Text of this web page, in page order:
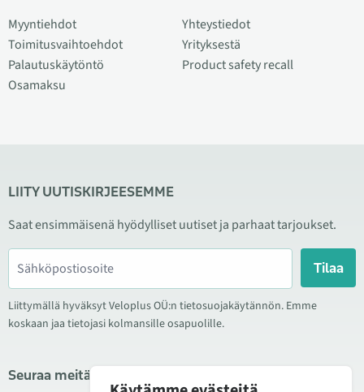
Myyntiehdot
Toimitusvaihtoehdot
Palautuskäytöntö
Osamaksu
Yhteystiedot
Yrityksestä
Product safety recall
LIITY UUTISKIRJEESEMME
Saat ensimmäisenä hyödylliset uutiset ja parhaat tarjoukset.
Tilaa
Liittymällä hyväksyt Veloplus OÜ:n tietosuojakäytännön. Emme
koskaan jaa tietojasi kolmansille osapuolille.
Seuraa meitä sosiaalisessa mediassa